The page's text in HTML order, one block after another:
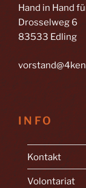
Hand in Hand
Drosselweg 6
83533 Edling
INFO
Kontakt
Volontariat